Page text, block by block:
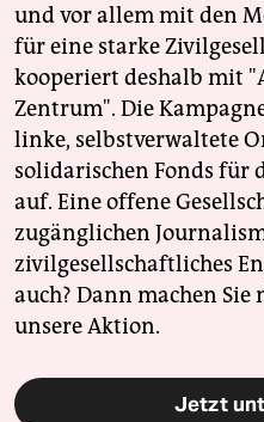
und vor allem mit den
für eine starke
kooperiert deshalb mit
Zentrum". Die
linke, selbstverwaltete
solidarischen Fonds für
auf. Eine offene
zugänglichen
zivilgesellschaftliches
auch? Dann machen
unsere Aktion.
Jetzt